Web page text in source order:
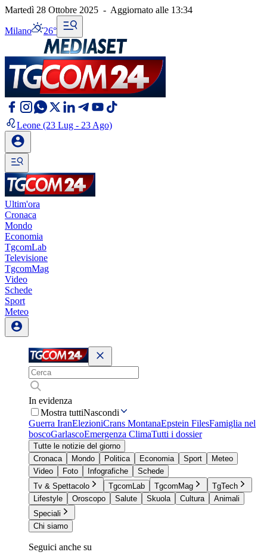
Martedì 28 Ottobre 2025 - Aggiornato alle 13:34
Milano 26°
Leone (23 Lug - 23 Ago)
Ultim'ora
Cronaca
Mondo
Economia
TgcomLab
Televisione
TgcomMag
Video
Schede
Sport
Meteo
In evidenza
Mostra tuttiNascondi
Guerra IranElezioniCrans MontanaEpstein FilesFamiglia nel
boscoGarlascoEmergenza ClimaTutti i dossier
Tutte le notizie del giorno
Cronaca
Mondo Politica Economia Sport
Meteo
Video
Foto Infografiche
Schede
Tv & Spettacolo
TgcomLab TgcomMag
TgTech
Lifestyle
Oroscopo Salute Skuola Cultura
Animali
Speciali
Chi siamo
Seguici anche su